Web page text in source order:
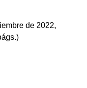
de 2022,
)